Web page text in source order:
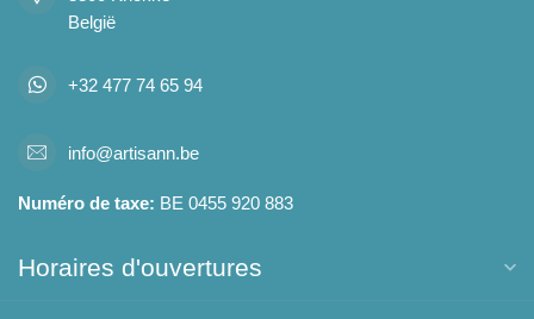
België
+32 477 74 65 94
info@artisann.be
Numéro de taxe: BE 0455 920 883
Horaires d'ouvertures